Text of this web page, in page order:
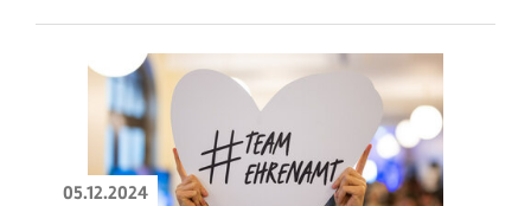
05.12.2024